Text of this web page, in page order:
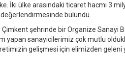
İki ülke arasındaki ticaret hacmi 3
bulundu.
şehrinde bir Organize Sanayi
yapan sanayicilerimiz çok mutlu
gelişmesi için elimizden geleni